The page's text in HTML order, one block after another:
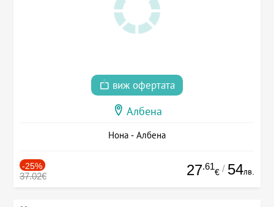
виж офертата
Албена
Нона - Албена
-25%
37.02€ 27.61
€ / 54лв.